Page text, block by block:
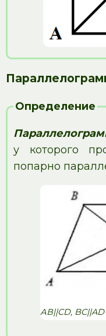
Определение
у которого
попарно
АВ||CD, BC||AD